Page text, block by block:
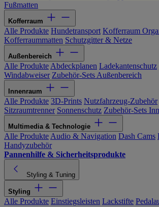
Fußmatten
Kofferraum
Alle Produkte Hundetransport Kofferraum
Kofferraummatten Schutzgitter & Netze
Außenbereich
Alle Produkte Abdeckplanen Ladekantenschutz
Windabweiser Zubehör-Sets Außenbereich
Innenraum
Alle Produkte 3D-Prints Nutzfahrzeug-Zubehör
Sitzraumtrenner Sonnenschutz Zubehör-Sets
Multimedia & Technologie
Alle Produkte Audio & Navigation Dash Cams
Handyzubehör
Pannenhilfe & Sicherheitsprodukte
Styling & Tuning
Styling
Alle Produkte Einstiegsleisten Lackstifte